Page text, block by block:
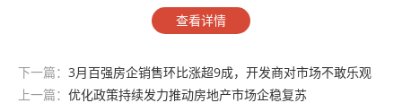
查看详情
下一篇： 3月百强房企销售环比涨超9成，开发商对市场不敢乐观
上一篇： 优化政策持续发力推动房地产市场企稳复苏